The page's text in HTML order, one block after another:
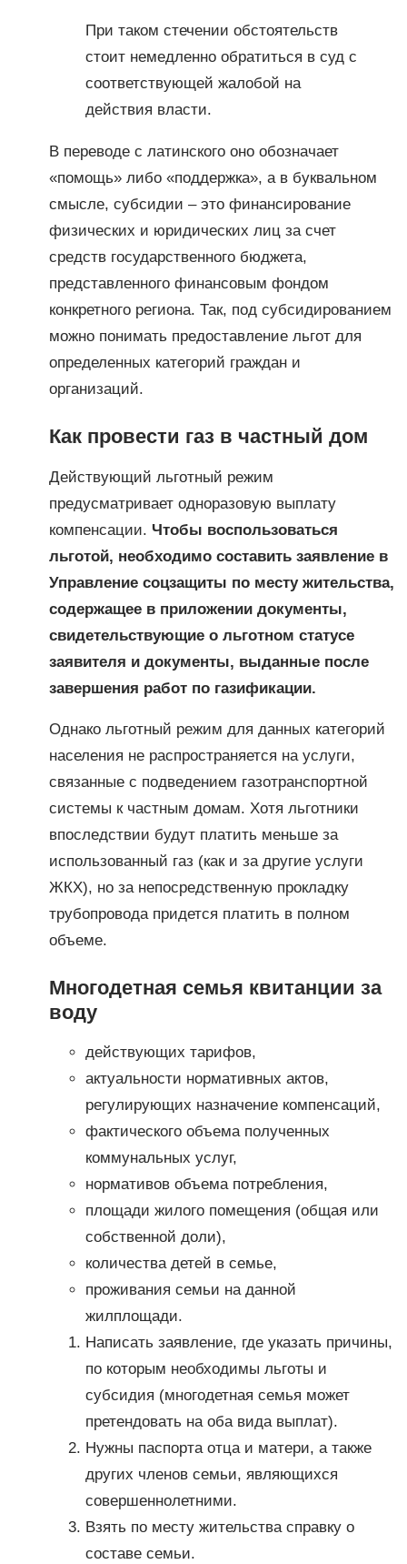
При таком стечении обстоятельств
стоит немедленно обратиться в суд с
соответствующей жалобой на
действия власти.
В переводе с латинского оно обозначает
«помощь» либо «поддержка», а в буквальном
смысле, субсидии – это финансирование
физических и юридических лиц за счет
средств государственного бюджета,
представленного финансовым фондом
конкретного региона. Так, под субсидированием
можно понимать предоставление льгот для
определенных категорий граждан и
организаций.
Как провести газ в частный дом
Действующий льготный режим
предусматривает одноразовую выплату
компенсации. Чтобы воспользоваться
льготой, необходимо составить заявление в
Управление соцзащиты по месту жительства,
содержащее в приложении документы,
свидетельствующие о льготном статусе
заявителя и документы, выданные после
завершения работ по газификации.
Однако льготный режим для данных категорий
населения не распространяется на услуги,
связанные с подведением газотранспортной
системы к частным домам. Хотя льготники
впоследствии будут платить меньше за
использованный газ (как и за другие услуги
ЖКХ), но за непосредственную прокладку
трубопровода придется платить в полном
объеме.
Многодетная семья квитанции за
воду
действующих тарифов,
актуальности нормативных актов,
регулирующих назначение компенсаций,
фактического объема полученных
коммунальных услуг,
нормативов объема потребления,
площади жилого помещения (общая или
собственной доли),
количества детей в семье,
проживания семьи на данной
жилплощади.
Написать заявление, где указать причины,
по которым необходимы льготы и
субсидия (многодетная семья может
претендовать на оба вида выплат).
Нужны паспорта отца и матери, а также
других членов семьи, являющихся
совершеннолетними.
Взять по месту жительства справку о
составе семьи.